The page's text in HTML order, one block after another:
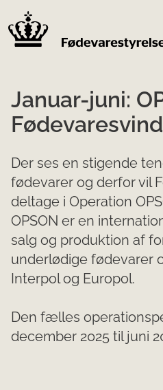
Januar-juni:
Der ses en stigende
fødevarer og derfor vil
deltage i Operation
OPSON er en
salg og produktion af
underlødige fødevarer
Interpol og Europol.
Den fælles
december 2025 til juni